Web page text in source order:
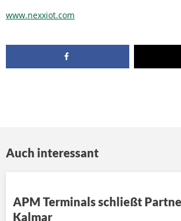
www.nexxiot.com
Auch interessant
APM Terminals schließt
Kalmar